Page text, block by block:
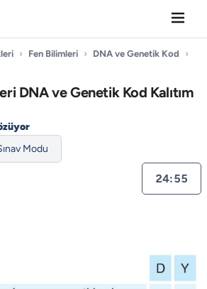
› Fen Bilimleri › DNA ve Genetik Kod
›
DNA ve Genetik Kod Kalıtım
Modu
24:55